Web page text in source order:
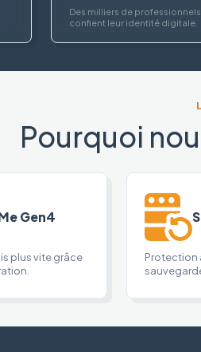
Des milliers de
confient leur identité digitale.
Pourquoi
Gen4
plus vite grâce
Protection